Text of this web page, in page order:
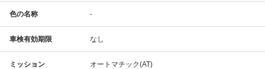
色の名称 -
車検有効期限 なし
ミッション オートマチック(AT)